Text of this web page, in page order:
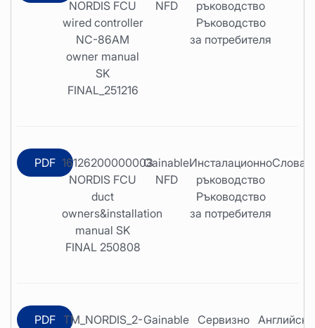
NORDIS FCU
wired controller
NC-86AM
owner manual
SK
FINAL_251216
NFD
ръководство
Ръководство
за потребителя
PDF 16126200000003
NORDIS FCU
duct
owners&installation
manual SK
FINAL 250808
Gainable
NFD
Инсталационно
ръководство
Ръководство
за потребителя
PDF TM_NORDIS_2-Gainable Сервизно Английски